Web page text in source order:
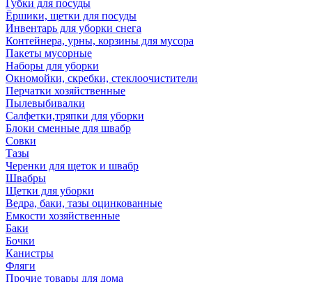
Губки для посуды
Ёршики, щетки для посуды
Инвентарь для уборки снега
Контейнера, урны, корзины для мусора
Пакеты мусорные
Наборы для уборки
Окномойки, скребки, стеклоочистители
Перчатки хозяйственные
Пылевыбивалки
Салфетки,тряпки для уборки
Блоки сменные для швабр
Совки
Тазы
Черенки для щеток и швабр
Швабры
Щетки для уборки
Ведра, баки, тазы оцинкованные
Емкости хозяйственные
Баки
Бочки
Канистры
Фляги
Прочие товары для дома